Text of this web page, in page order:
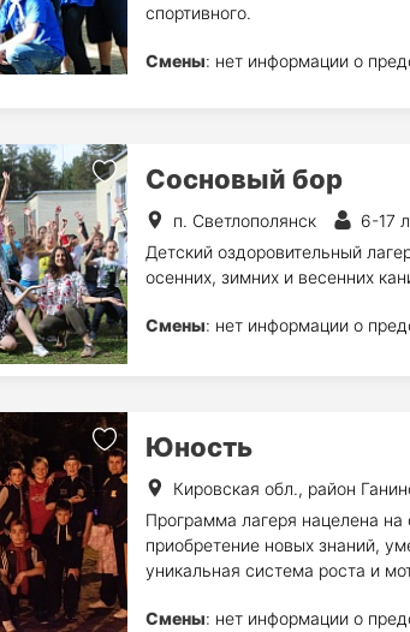
спортивного.
Смены: нет информации о
Сосновый бор
п. Светлополянск
6-17
Детский оздоровительный
осенних, зимних и весенних
Смены: нет информации о
Юность
Кировская обл., район
Программа лагеря нацелена
приобретение новых знаний,
уникальная система роста и
Смены: нет информации о